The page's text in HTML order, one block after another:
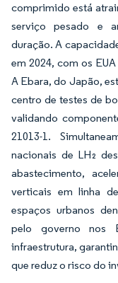
comprimido está
serviço pesado e
duração. A
em 2024, com os
A Ebara, do Japão,
centro de testes de
validando
21013-1.
nacionais de LH₂
abastecimento,
verticais em linha
espaços urbanos
pelo governo nos
infraestrutura,
que reduz o risco do